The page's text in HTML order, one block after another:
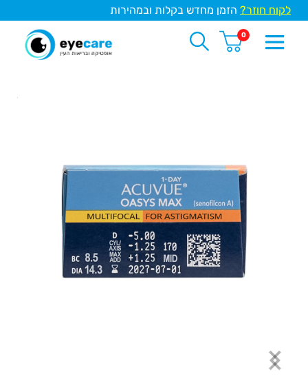
לקוח חוזר? הזמן מחדש בקלות ובמהירות
0